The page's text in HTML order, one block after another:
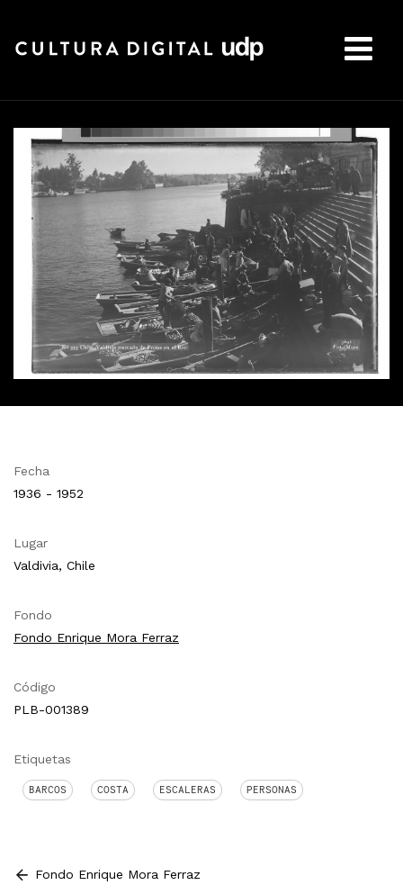
Fecha
1936 - 1952
Lugar
Valdivia, Chile
Fondo
Fondo Enrique Mora Ferraz
Código
PLB-001389
Etiquetas
BARCOS COSTA ESCALERAS PERSONAS
Fondo Enrique Mora Ferraz